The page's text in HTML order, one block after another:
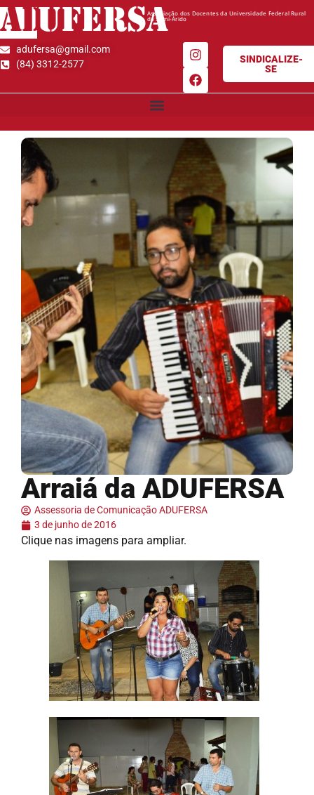
ADUFERSAAssociação dos Docentes da Universidade Federal Rural
do Semi-Árido
adufersa@gmail.com
(84) 3312-2577
SINDICALIZE-
SE
Arraiá da ADUFERSA
Assessoria de Comunicação ADUFERSA
3 de junho de 2016
Clique nas imagens para ampliar.